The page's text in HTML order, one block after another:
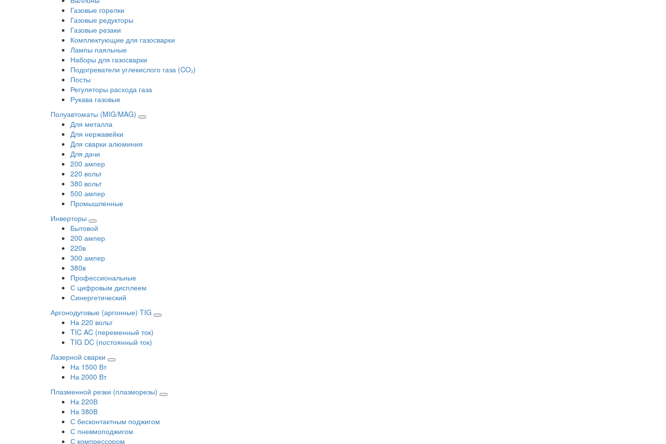
Газовые горелки
Газовые редукторы
Газовые резаки
Комплектующие для газосварки
Лампы паяльные
Наборы для газосварки
Подогреватели углекислого газа (CO₂)
Посты
Регуляторы расхода газа
Рукава газовые
Полуавтоматы (MIG/MAG)
Для металла
Для нержавейки
Для сварки алюминия
Для дачи
200 ампер
220 вольт
380 вольт
500 ампер
Промышленные
Инверторы
Бытовой
200 ампер
220в
300 ампер
380в
Профессиональные
С цифровым дисплеем
Синергетический
Аргонодуговые (аргонные) TIG
На 220 вольт
TIC AC (переменный ток)
TIG DC (постоянный ток)
Лазерной сварки
На 1500 Вт
На 2000 Вт
Плазменной резки (плазморезы)
На 220В
На 380В
С бесконтактным поджигом
С пневмоподжигом
С компрессором